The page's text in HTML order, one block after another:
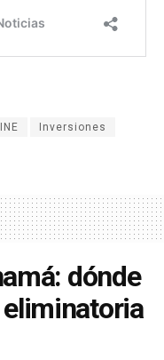
INE Inversiones
dónde